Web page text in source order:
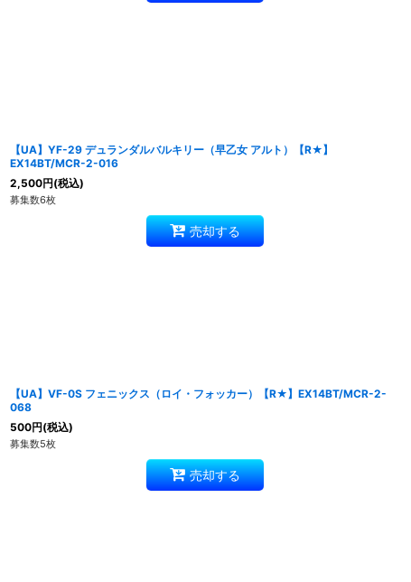
【UA】YF-29 デュランダルバルキリー（早乙女 アルト）【R★】
EX14BT/MCR-2-016
2,500円(税込)
募集数6枚
売却する
【UA】VF-0S フェニックス（ロイ・フォッカー）【R★】EX14BT/MCR-2-
068
500円(税込)
募集数5枚
売却する